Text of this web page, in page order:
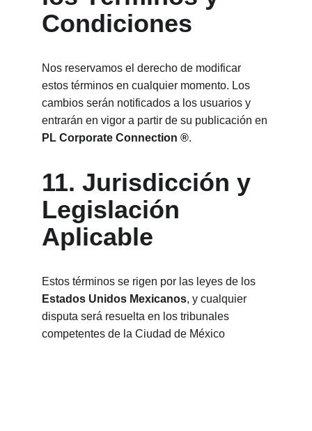
Condiciones
Nos reservamos el derecho de modificar
estos términos en cualquier momento. Los
cambios serán notificados a los usuarios y
entrarán en vigor a partir de su publicación en
PL Corporate Connection ®.
11. Jurisdicción y
Legislación
Aplicable
Estos términos se rigen por las leyes de los
Estados Unidos Mexicanos, y cualquier
disputa será resuelta en los tribunales
competentes de la Ciudad de México